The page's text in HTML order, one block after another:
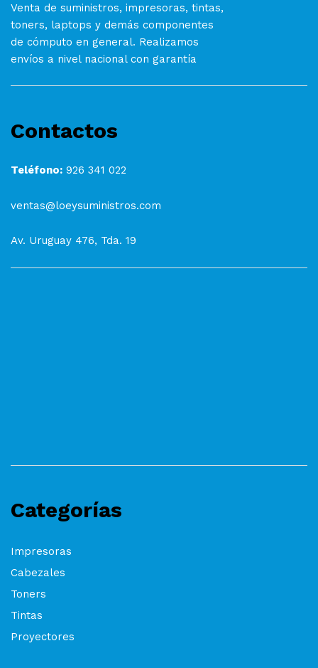
Venta de suministros, impresoras, tintas,
toners, laptops y demás componentes
de cómputo en general. Realizamos
envíos a nivel nacional con garantía
Contactos
Teléfono: 926 341 022
ventas@loeysuministros.com
Av. Uruguay 476, Tda. 19
Categorías
Impresoras
Cabezales
Toners
Tintas
Proyectores